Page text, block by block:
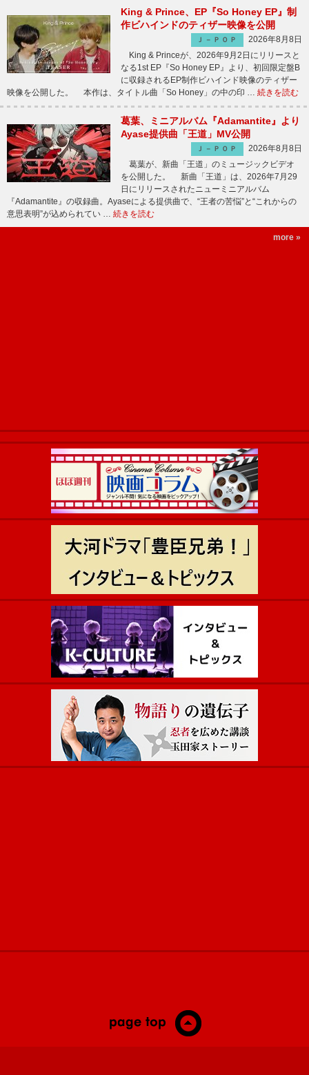
King & Prince、EP『So Honey EP』制
作ビハインドのティザー映像を公開
Ｊ－ＰＯＰ
2026年8月8日
King & Princeが、2026年9月2日にリリースと
なる1st EP『So Honey EP』より、初回限定盤B
に収録されるEP制作ビハインド映像のティザー
映像を公開した。 本作は、タイトル曲「So Honey」の中の印 … 続きを読む
葛葉、ミニアルバム『Adamantite』より
Ayase提供曲「王道」MV公開
Ｊ－ＰＯＰ
2026年8月8日
葛葉が、新曲「王道」のミュージックビデオ
を公開した。 新曲「王道」は、2026年7月29
日にリリースされたニューミニアルバム
『Adamantite』の収録曲。Ayaseによる提供曲で、“王者の苦悩”と“これからの
意思表明”が込められてい … 続きを読む
more »